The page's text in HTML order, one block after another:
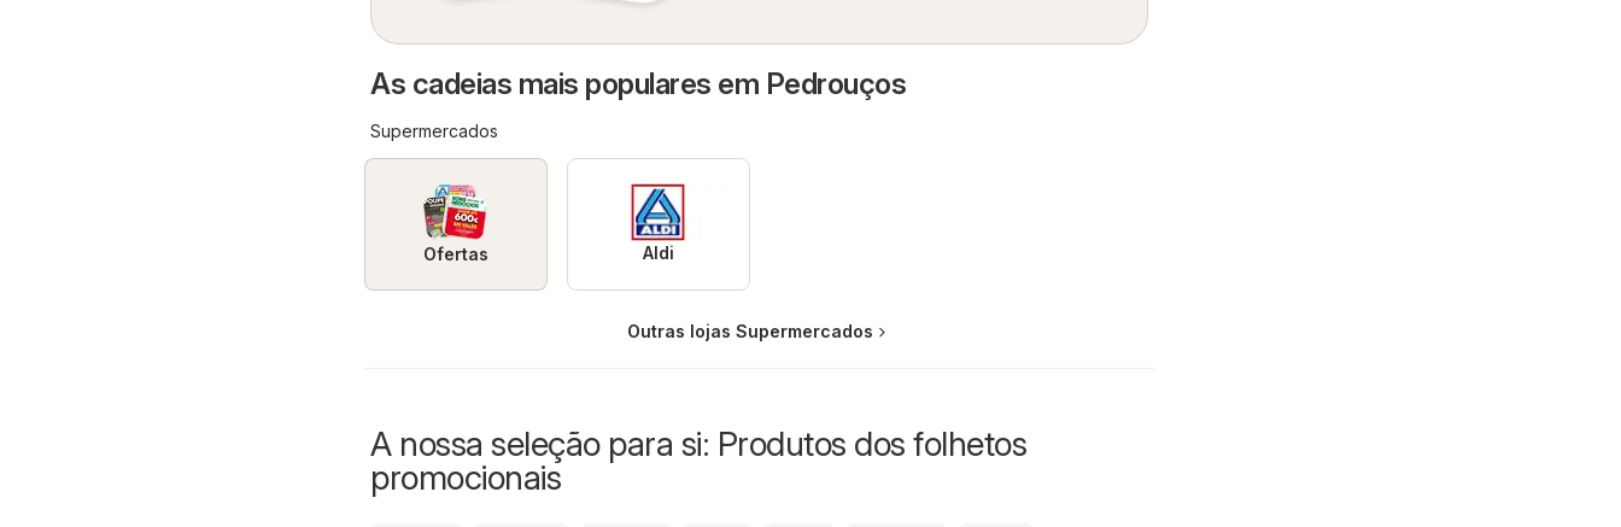
As cadeias mais populares em Pedrouços
Supermercados
Ofertas Aldi
Outras lojas Supermercados
A nossa seleção para si: Produtos dos folhetos
promocionais